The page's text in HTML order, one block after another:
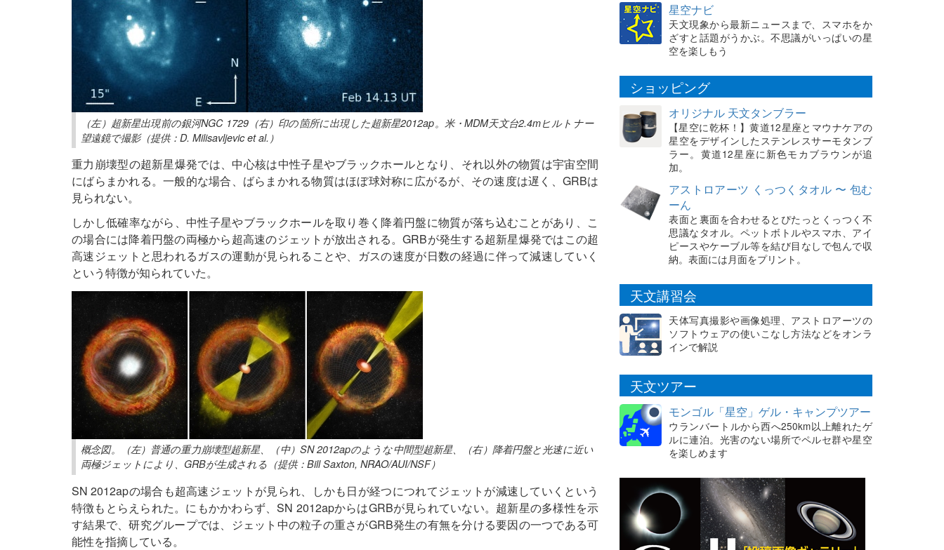
（左）超新星出現前の銀河NGC 1729（右）印の箇所に出現した超新星2012ap。米・MDM天文台2.4mヒルトナー
望遠鏡で撮影（提供：D. Milisavljevic et al.）
重力崩壊型の超新星爆発では、中心核は中性子星やブラックホールとなり、それ以外の物質は宇宙空間
にばらまかれる。一般的な場合、ばらまかれる物質はほぼ球対称に広がるが、その速度は遅く、GRBは
見られない。
しかし低確率ながら、中性子星やブラックホールを取り巻く降着円盤に物質が落ち込むことがあり、こ
の場合には降着円盤の両極から超高速のジェットが放出される。GRBが発生する超新星爆発ではこの超
高速ジェットと思われるガスの運動が見られることや、ガスの速度が日数の経過に伴って減速していく
という特徴が知られていた。
概念図。（左）普通の重力崩壊型超新星、（中）SN 2012apのような中間型超新星、（右）降着円盤と光速に近い
両極ジェットにより、GRBが生成される（提供：Bill Saxton, NRAO/AUI/NSF）
SN 2012apの場合も超高速ジェットが見られ、しかも日が経つにつれてジェットが減速していくという
特徴もとらえられた。にもかかわらず、SN 2012apからはGRBが見られていない。超新星の多様性を示
す結果で、研究グループでは、ジェット中の粒子の重さがGRB発生の有無を分ける要因の一つである可
能性を指摘している。
星空ナビ
天文現象から最新ニュースまで、スマホをか
ざすと話題がうかぶ。不思議がいっぱいの星
空を楽しもう
ショッピング
オリジナル 天文タンブラー
【星空に乾杯！】黄道12星座とマウナケアの
星空をデザインしたステンレスサーモタンブ
ラー。黄道12星座に新色モカブラウンが追
加。
アストロアーツ くっつくタオル 〜 包む
ーん
表面と裏面を合わせるとぴたっとくっつく不
思議なタオル。ペットボトルやスマホ、アイ
ピースやケーブル等を結び目なしで包んで収
納。表面には月面をプリント。
天文講習会
天体写真撮影や画像処理、アストロアーツの
ソフトウェアの使いこなし方法などをオンラ
インで解説
天文ツアー
モンゴル「星空」ゲル・キャンプツアー
ウランバートルから西へ250km以上離れたゲ
ルに連泊。光害のない場所でペルセ群や星空
を楽しめます